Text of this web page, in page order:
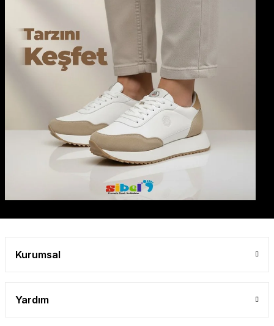
Gönder
Kurumsal
Yardım